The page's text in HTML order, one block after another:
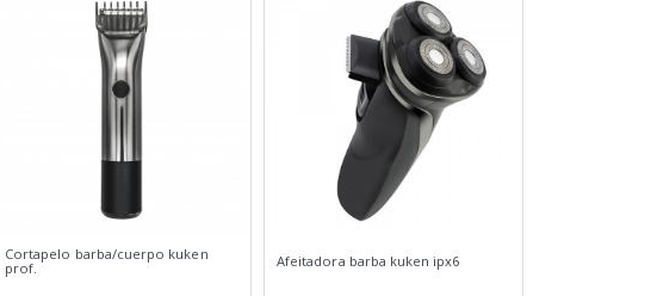
Cortapelo barba/cuerpo kuken
prof.
Afeitadora barba kuken ipx6